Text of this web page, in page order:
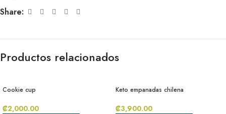
Share:
Productos relacionados
Cookie cup
₡2,000.00
Keto empanadas chilena
₡3,900.00